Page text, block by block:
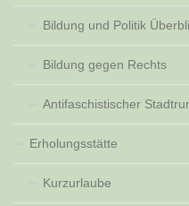
Bildung und Politik
Bildung gegen Rechts
Antifaschistischer
Erholungsstätte
Kurzurlaube